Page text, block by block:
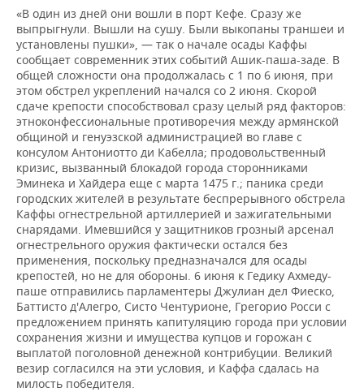
«В один из дней они вошли в порт Кефе. Сразу же
выпрыгнули. Вышли на сушу. Были выкопаны траншеи и
установлены пушки», — так о начале осады Каффы
сообщает современник этих событий Ашик-паша-заде. В
общей сложности она продолжалась с 1 по 6 июня, при
этом обстрел укреплений начался со 2 июня. Скорой
сдаче крепости способствовал сразу целый ряд факторов:
этноконфессиональные противоречия между армянской
общиной и генуэзской администрацией во главе с
консулом Антониотто ди Кабелла; продовольственный
кризис, вызванный блокадой города сторонниками
Эминека и Хайдера еще с марта 1475 г.; паника среди
городских жителей в результате беспрерывного обстрела
Каффы огнестрельной артиллерией и зажигательными
снарядами. Имевшийся у защитников грозный арсенал
огнестрельного оружия фактически остался без
применения, поскольку предназначался для осады
крепостей, но не для обороны. 6 июня к Гедику Ахмеду-
паше отправились парламентеры Джулиан дел Фиеско,
Баттисто д'Алегро, Систо Чентурионе, Грегорио Росси с
предложением принять капитуляцию города при условии
сохранения жизни и имущества купцов и горожан с
выплатой поголовной денежной контрибуции. Великий
везир согласился на эти условия, и Каффа сдалась на
милость победителя.